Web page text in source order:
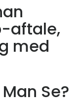
aftale,
med
Se?